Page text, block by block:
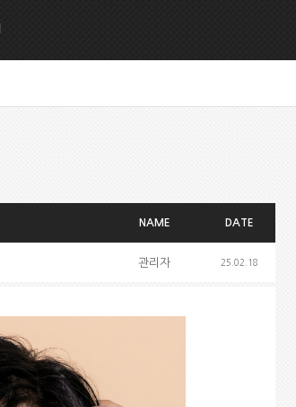
NAME DATE
관리자 25.02.18